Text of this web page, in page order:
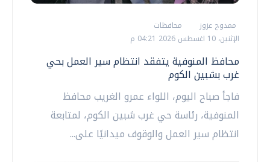
ممدوح عزوز
محافظات
الإثنين، 10 اغسطس 2026 04:21 م
محافظ المنوفية يتفقد انتظام سير العمل بحي
غرب بشبين الكوم
فاجأ صباح اليوم، اللواء عمرو الغريب محافظ
المنوفية، رئاسة حي غرب شبين الكوم، لمتابعة
انتظام سير العمل والوقوف ميدانيًا على...